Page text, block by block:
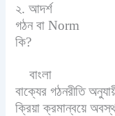
২. আদর্শ
গঠন বাNorm
কি?
বাংলা
বাক্যের গঠনরীতি
ক্রিয়া ক্রমান্বয়ে